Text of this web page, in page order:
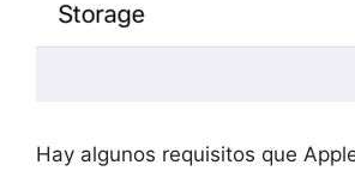
Hay algunos requisitos que